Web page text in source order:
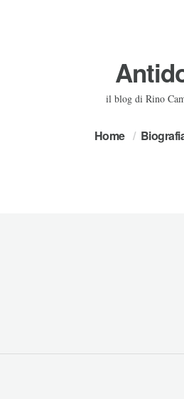
il blog di Rino
Home